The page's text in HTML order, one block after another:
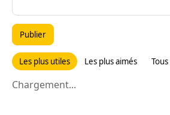
Publier
Les plus utiles Les plus aimés Tous
Chargement...